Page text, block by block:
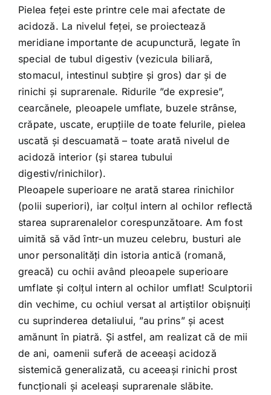
Pielea feței este printre cele mai afectate de
acidoză. La nivelul feței, se proiectează
meridiane importante de acupunctură, legate în
special de tubul digestiv (vezicula biliară,
stomacul, intestinul subțire și gros) dar și de
rinichi și suprarenale. Ridurile ”de expresie”,
cearcănele, pleoapele umflate, buzele strânse,
crăpate, uscate, erupțiile de toate felurile, pielea
uscată și descuamată – toate arată nivelul de
acidoză interior (și starea tubului
digestiv/rinichilor).
Pleoapele superioare ne arată starea rinichilor
(polii superiori), iar colțul intern al ochilor reflectă
starea suprarenalelor corespunzătoare. Am fost
uimită să văd într-un muzeu celebru, busturi ale
unor personalități din istoria antică (romană,
greacă) cu ochii având pleoapele superioare
umflate și colțul intern al ochilor umflat! Sculptorii
din vechime, cu ochiul versat al artiștilor obișnuiți
cu suprinderea detaliului, ”au prins” și acest
amănunt în piatră. Și astfel, am realizat că de mii
de ani, oamenii suferă de aceeași acidoză
sistemică generalizată, cu aceeași rinichi prost
funcționali și aceleași suprarenale slăbite.